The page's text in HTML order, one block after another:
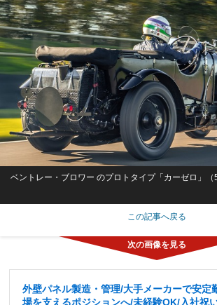
ベントレー・ブロワー のプロトタイプ「カーゼロ」（
この記事へ戻る
外壁パネル製造・管理/大手メーカーで安定
場を支えるポジションへ/未経験OK/入社祝